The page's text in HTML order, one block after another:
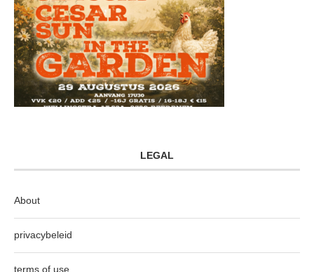
LEGAL
About
privacybeleid
terms of use